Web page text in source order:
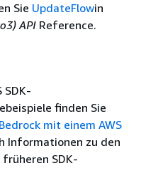
Sie UpdateFlowin
APIReference.
SDK-
finden Sie
mit einem AWS
Informationen zu den
SDK-